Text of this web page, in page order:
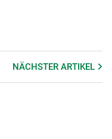
NÄCHSTERARTIKEL